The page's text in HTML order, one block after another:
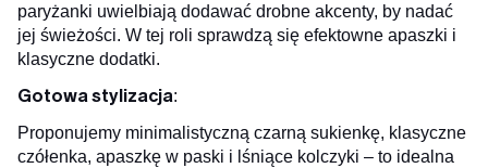
paryżanki uwielbiają dodawać drobne akcenty, by nadać
jej świeżości. W tej roli sprawdzą się efektowne apaszki i
klasyczne dodatki.
Gotowa stylizacja:
Proponujemy minimalistyczną czarną sukienkę, klasyczne
czółenka, apaszkę w paski i lśniące kolczyki – to idealna